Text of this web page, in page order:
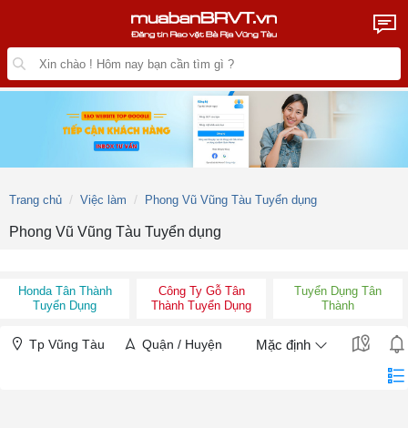
Trang chủ Việc làm Phong Vũ Vũng Tàu Tuyển dụng
Phong Vũ Vũng Tàu Tuyển dụng
Honda Tân Thành
Tuyển Dụng
Công Ty Gỗ Tân
Thành Tuyển Dụng
Tuyển Dụng Tân
Thành
Tp Vũng Tàu Quận / Huyện Mặc định